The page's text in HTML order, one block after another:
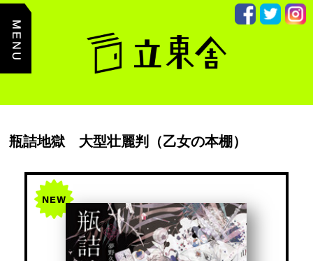
主
ン
瓶詰地獄 大型壮麗判（乙女の本棚）